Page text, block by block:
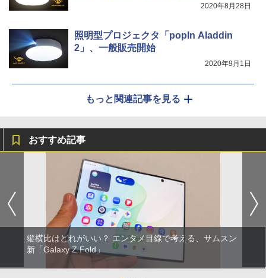
2020年8月28日
照明型プロジェクタ「popIn Aladdin
2」、一般販売開始
2020年9月1日
もっと関連記事を見る
おすすめ記事
縦横比はどれがいい？ エンタメ目線で考える、サムスン
新「Galaxy Z Fold」